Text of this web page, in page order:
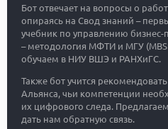
Бот отвечает на вопросы о
опираясь на Свод знаний –
учебник по управлению
– методология МФТИ и МГУ
обучаем в НИУ ВШЭ и РАНХиГС.
Также бот учится
Альянса, чьи компетенции
их цифрового следа.
дать нам обратную связь.